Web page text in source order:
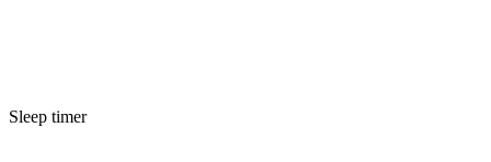
Sleep timer